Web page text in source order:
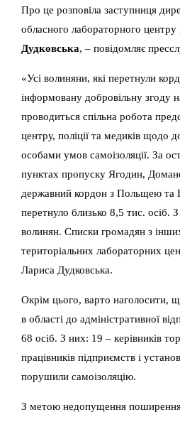
Про це розповіла заступниця
обласного лабораторного
Дудковська, – повідомляє
«Усі волиняни, які перетнули
інформовану добровільну згоду
проводиться спільна робота
центру, поліції та медиків щодо
особами умов самоізоляції. За
пунктах пропуску Ягодин,
державний кордон з Польщею та
перетнуло близько 8,5 тис. осіб.
волинян. Списки громадян з
територіальних лабораторних
Лариса Дудковська.
Окрім цього, варто наголосити,
в області до адміністративної
68 осіб. З них: 19 – керівників
працівників підприємств і
порушили самоізоляцію.
З метою недопущення поширення